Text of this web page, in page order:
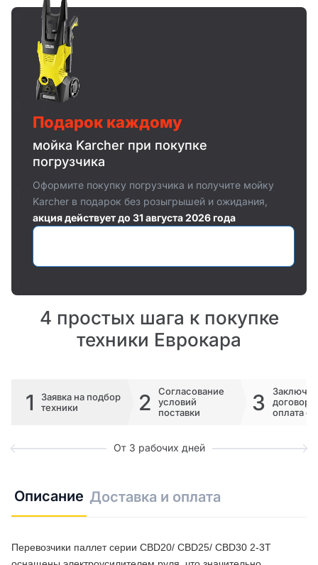
Подарок каждому
мойка Karcher при покупке
погрузчика
Оформите покупку погрузчика и получите мойку
Karcher в подарок без розыгрышей и ожидания,
акция действует до 31 августа 2026 года
4 простых шага к покупке
техники Еврокара
1
Заявка на подбор
техники
2
Согласование
условий
поставки
3
договора
оплата
От 3 рабочих дней
Описание Доставка и оплата
Перевозчики паллет серии CBD20/ CBD25/ CBD30 2-3T